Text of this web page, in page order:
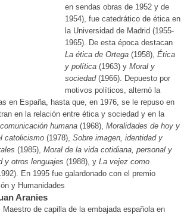
en sendas obras de 1952 y de
1954), fue catedrático de ética en
la Universidad de Madrid (1955-
1965). De esta época destacan
La ética de Ortega (1958), Ética
y política (1963) y Moral y
sociedad(1966). Depuesto por
motivos políticos, alternó la
en España, hasta que, en 1976, se le repuso en
en la relación entre ética y sociedad y en la
humana (1968), Moralidades de hoy y
catolicismo (1978), Sobre imagen, identidad y
(1985), Moral de la vida cotidiana, personal y
y otros lenguajes (1988), y La vejez como
En 1995 fue galardonado con el premio
y Humanidades
Aranies
de capilla de la embajada española en